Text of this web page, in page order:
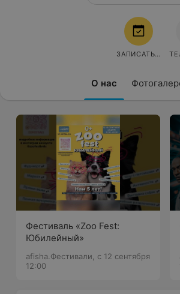
О нас
ЗАПИСАТЬСЯ
Фестиваль «Zoo Fest:
Юбилейный»
afisha.Фестивали, с 12 сентября
12:00